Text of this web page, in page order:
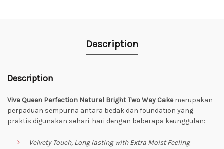
Description
Description
Viva Queen Perfection Natural Bright Two Way Cakemerupakan
perpaduan sempurna antara bedak dan foundation yang
praktis digunakan sehari-hari dengan beberapa keunggulan:
Velvety Touch, Long lasting with Extra Moist Feeling